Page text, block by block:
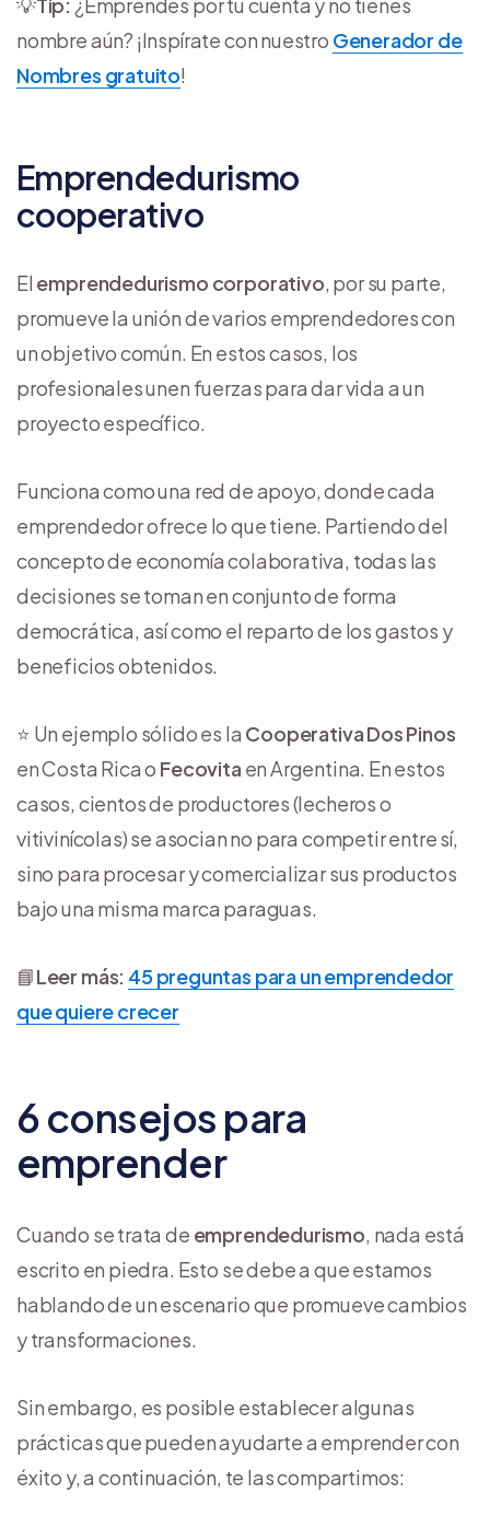
nombre aún? ¡Inspírate con nuestro Generador de
Nombres gratuito!
Emprendedurismo
cooperativo
El emprendedurismo corporativo, por su parte,
promueve la unión de varios emprendedores con
un objetivo común. En estos casos, los
profesionales unen fuerzas para dar vida a un
proyecto específico.
Funciona como una red de apoyo, donde cada
emprendedor ofrece lo que tiene. Partiendo del
concepto de economía colaborativa, todas las
decisiones se toman en conjunto de forma
democrática, así como el reparto de los gastos y
beneficios obtenidos.
⭐ Un ejemplo sólido es la Cooperativa Dos Pinos
en Costa Rica o Fecovita en Argentina. En estos
casos, cientos de productores (lecheros o
vitivinícolas) se asocian no para competir entre sí,
sino para procesar y comercializar sus productos
bajo una misma marca paraguas.
📘Leer más: 45 preguntas para un emprendedor
que quiere crecer
6 consejos para
emprender
Cuando se trata de emprendedurismo, nada está
escrito en piedra. Esto se debe a que estamos
hablando de un escenario que promueve cambios
y transformaciones.
Sin embargo, es posible establecer algunas
prácticas que pueden ayudarte a emprender con
éxito y, a continuación, te las compartimos: